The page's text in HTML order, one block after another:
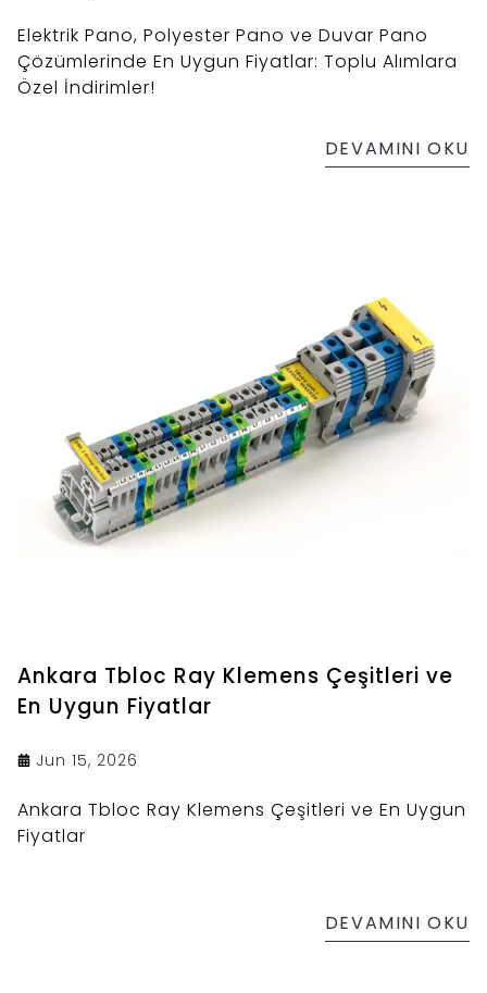
Elektrik Pano, Polyester Pano ve Duvar Pano
Çözümlerinde En Uygun Fiyatlar: Toplu Alımlara
Özel İndirimler!
DEVAMINI OKU
Ankara Tbloc Ray Klemens Çeşitleri ve
En Uygun Fiyatlar
Jun 15, 2026
Ankara Tbloc Ray Klemens Çeşitleri ve En Uygun
Fiyatlar
DEVAMINI OKU